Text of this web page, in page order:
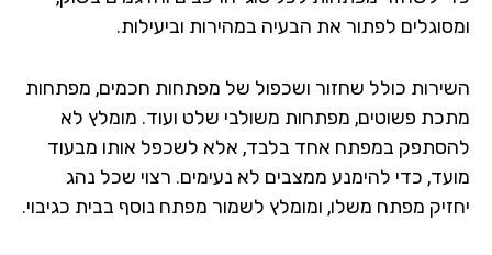
ומסוגלים לפתור את הבעיה במהירות וביעילות.
השירות כולל שחזור ושכפול של מפתחות חכמים, מפתחות
מתכת פשוטים, מפתחות משולבי שלט ועוד. מומלץ לא
להסתפק במפתח אחד בלבד, אלא לשכפל אותו מבעוד
מועד, כדי להימנע ממצבים לא נעימים. רצוי שכל נהג
יחזיק מפתח משלו, ומומלץ לשמור מפתח נוסף בבית כגיבוי.